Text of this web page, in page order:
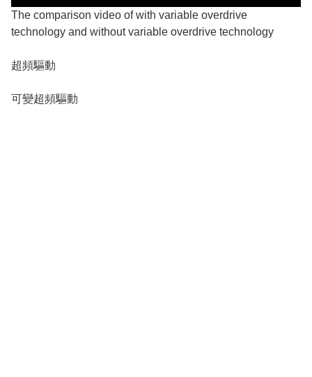
The comparison video of with variable overdrive
technology and without variable overdrive technology
超頻驅動
可變超頻驅動